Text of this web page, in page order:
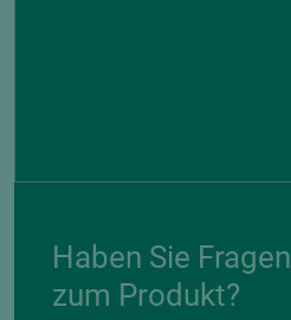
Haben Sie Fragen
zum Produkt?